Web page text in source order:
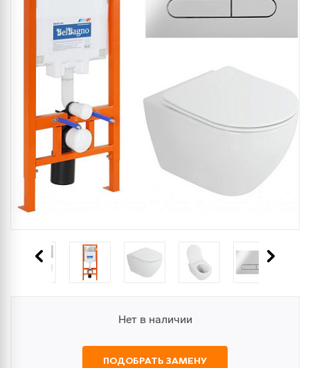
Нет в наличии
ПОДОБРАТЬ ЗАМЕНУ